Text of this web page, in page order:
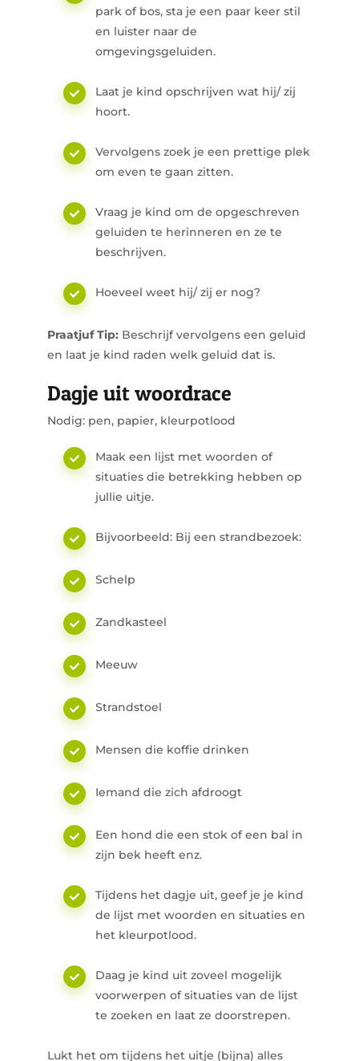
park of bos, sta je een paar keer stil
en luister naar de
omgevingsgeluiden.
Laat je kind opschrijven wat hij/ zij
hoort.
Vervolgens zoek je een prettige plek
om even te gaan zitten.
Vraag je kind om de opgeschreven
geluiden te herinneren en ze te
beschrijven.
Hoeveel weet hij/ zij er nog?
Praatjuf Tip: Beschrijf vervolgens een geluid
en laat je kind raden welk geluid dat is.
Dagje uit woordrace
Nodig: pen, papier, kleurpotlood
Maak een lijst met woorden of
situaties die betrekking hebben op
jullie uitje.
Bijvoorbeeld: Bij een strandbezoek:
Schelp
Zandkasteel
Meeuw
Strandstoel
Mensen die koffie drinken
Iemand die zich afdroogt
Een hond die een stok of een bal in
zijn bek heeft enz.
Tijdens het dagje uit, geef je je kind
de lijst met woorden en situaties en
het kleurpotlood.
Daag je kind uit zoveel mogelijk
voorwerpen of situaties van de lijst
te zoeken en laat ze doorstrepen.
Lukt het om tijdens het uitje (bijna) alles